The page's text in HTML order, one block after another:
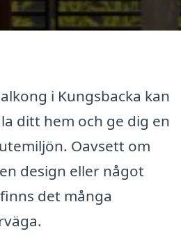
i Kungsbacka kan
ditt hem och ge dig en
Oavsett om
design eller något
det många